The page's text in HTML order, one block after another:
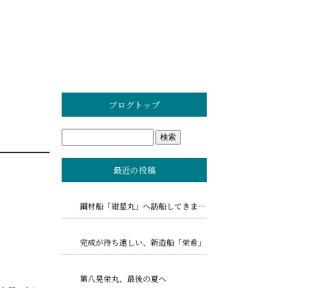
ブログトップ
最近の投稿
鋼材船「紺星丸」へ訪船してきました！
完成が待ち遠しい、新造船「栄希」
第八晃栄丸、最後の夏へ